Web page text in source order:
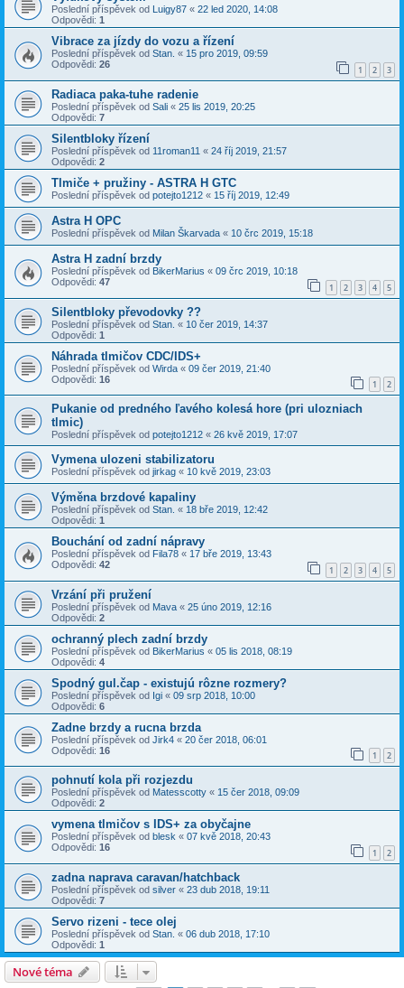
Poslední příspěvek od Luigy87 « 22 led 2020, 14:08
Odpovědi: 1
Vibrace za jízdy do vozu a řízení
Poslední příspěvek od Stan. « 15 pro 2019, 09:59
Odpovědi: 26 1 2 3
Radiaca paka-tuhe radenie
Poslední příspěvek od Sali « 25 lis 2019, 20:25
Odpovědi: 7
Silentbloky řízení
Poslední příspěvek od 11roman11 « 24 říj 2019, 21:57
Odpovědi: 2
Tlmiče + pružiny - ASTRA H GTC
Poslední příspěvek od potejto1212 « 15 říj 2019, 12:49
Astra H OPC
Poslední příspěvek od Milan Škarvada « 10 črc 2019, 15:18
Astra H zadní brzdy
Poslední příspěvek od BikerMarius « 09 črc 2019, 10:18
Odpovědi: 47 1 2 3 4 5
Silentbloky převodovky ??
Poslední příspěvek od Stan. « 10 čer 2019, 14:37
Odpovědi: 1
Náhrada tlmičov CDC/IDS+
Poslední příspěvek od Wirda « 09 čer 2019, 21:40
Odpovědi: 16 1 2
Pukanie od predného ľavého kolesá hore (pri ulozniach
tlmic)
Poslední příspěvek od potejto1212 « 26 kvě 2019, 17:07
Vymena ulozeni stabilizatoru
Poslední příspěvek od jirkag « 10 kvě 2019, 23:03
Výměna brzdové kapaliny
Poslední příspěvek od Stan. « 18 bře 2019, 12:42
Odpovědi: 1
Bouchání od zadní nápravy
Poslední příspěvek od Fila78 « 17 bře 2019, 13:43
Odpovědi: 42 1 2 3 4 5
Vrzání při pružení
Poslední příspěvek od Mava « 25 úno 2019, 12:16
Odpovědi: 2
ochranný plech zadní brzdy
Poslední příspěvek od BikerMarius « 05 lis 2018, 08:19
Odpovědi: 4
Spodný gul.čap - existujú rôzne rozmery?
Poslední příspěvek od Igi « 09 srp 2018, 10:00
Odpovědi: 6
Zadne brzdy a rucna brzda
Poslední příspěvek od Jirk4 « 20 čer 2018, 06:01
Odpovědi: 16 1 2
pohnutí kola při rozjezdu
Poslední příspěvek od Matesscotty « 15 čer 2018, 09:09
Odpovědi: 2
vymena tlmičov s IDS+ za obyčajne
Poslední příspěvek od blesk « 07 kvě 2018, 20:43
Odpovědi: 16 1 2
zadna naprava caravan/hatchback
Poslední příspěvek od silver « 23 dub 2018, 19:11
Odpovědi: 7
Servo rizeni - tece olej
Poslední příspěvek od Stan. « 06 dub 2018, 17:10
Odpovědi: 1
Nové téma